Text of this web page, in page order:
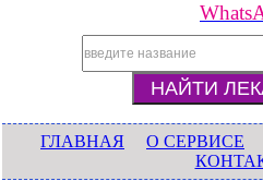
ГЛАВНАЯ О СЕРВИСЕ